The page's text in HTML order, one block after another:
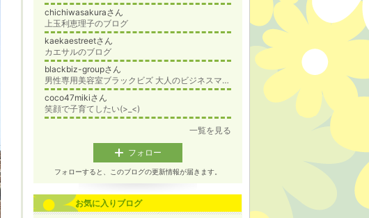
chichiwasakuraさん
上玉利恵理子のブログ
kaekaestreetさん
カエサルのブログ
blackbiz-groupさん
男性専用美容室ブラックビズ 大人のビジネスマンの髪の悩みを解決
coco47mikiさん
笑顔で子育てしたい(>_<)
一覧を見る
フォロー
フォローすると、このブログの更新情報が届きます。
お気に入りブログ